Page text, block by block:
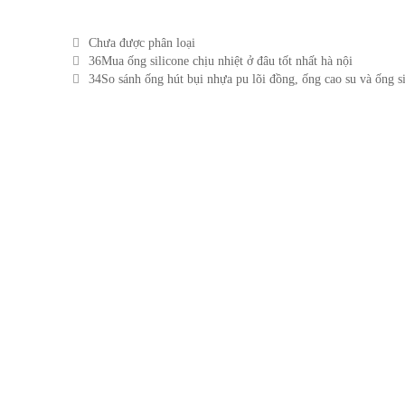
Categories
Chưa được phân loại
Post
navigation
36Mua ống silicone chịu nhiệt ở đâu tốt nhất hà nội
34So sánh ống hút bụi nhựa pu lõi đồng, ống cao su và ống